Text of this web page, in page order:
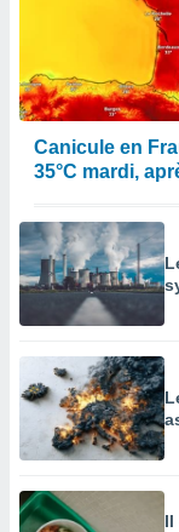
Canicule en
35°C mardi,
Il